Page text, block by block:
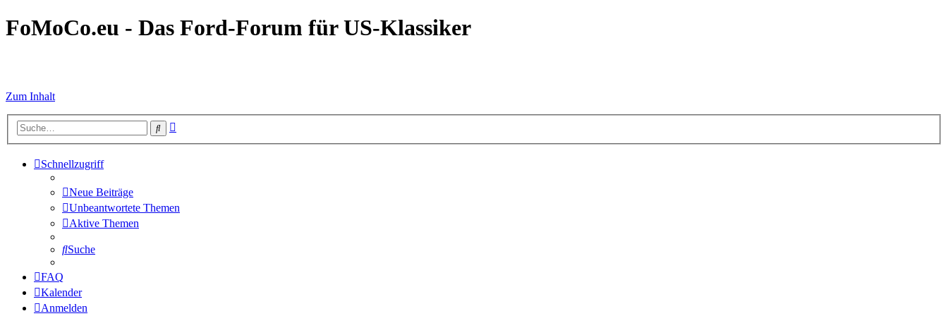
FoMoCo.eu - Das Ford-Forum für US-Klassiker
Zum Inhalt
Suche
Schnellzugriff
Neue Beiträge
Unbeantwortete Themen
Aktive Themen
Suche
FAQ
Kalender
Anmelden